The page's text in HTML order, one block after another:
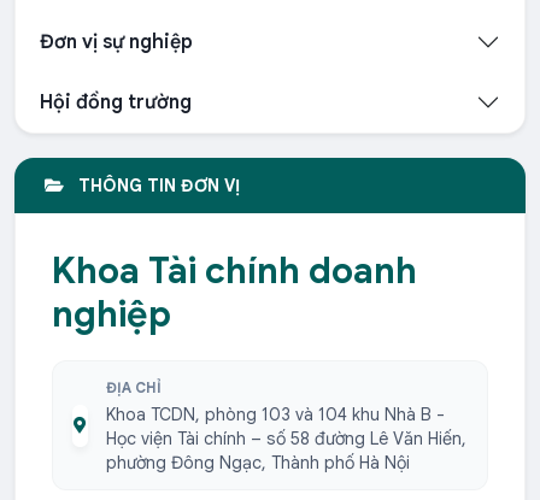
Đơn vị sự nghiệp
Hội đồng trường
THÔNG TIN ĐƠN VỊ
Khoa Tài chính doanh
nghiệp
ĐỊA CHỈ
Khoa TCDN, phòng 103 và 104 khu Nhà B -
Học viện Tài chính – số 58 đường Lê Văn Hiến,
phường Đông Ngạc, Thành phố Hà Nội